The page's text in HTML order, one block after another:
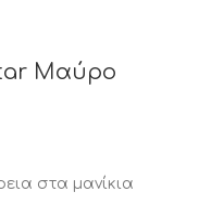
Μαύρο
στα μανίκια